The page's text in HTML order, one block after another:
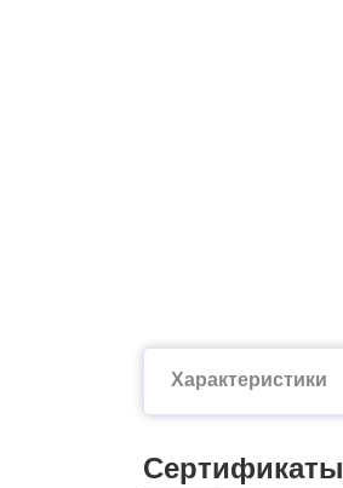
Характеристики
Сертификаты